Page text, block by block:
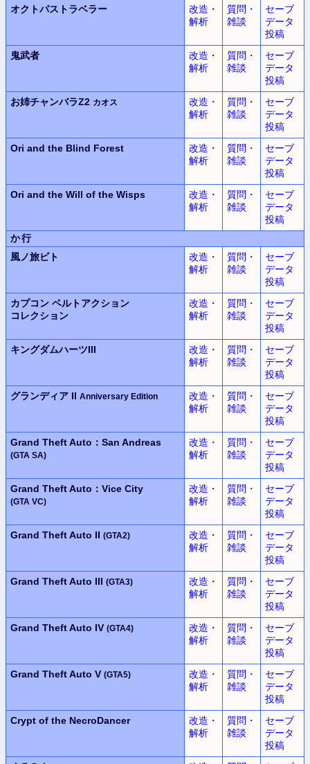
オクトパストラベラー
改造・
解析
質問・
雑談
セーブ
データ
投稿
鬼武者
改造・
解析
質問・
雑談
セーブ
データ
投稿
お姉チャンバラZ2 カオス
改造・
解析
質問・
雑談
セーブ
データ
投稿
Ori and the Blind Forest
改造・
解析
質問・
雑談
セーブ
データ
投稿
Ori and the Will of the Wisps
改造・
解析
質問・
雑談
セーブ
データ
投稿
か行
風ノ旅ビト
改造・
解析
質問・
雑談
セーブ
データ
投稿
カプコン ベルトアクション
コレクション
改造・
解析
質問・
雑談
セーブ
データ
投稿
キングダムハーツIII
改造・
解析
質問・
雑談
セーブ
データ
投稿
グランディア II Anniversary Edition
改造・
解析
質問・
雑談
セーブ
データ
投稿
Grand Theft Auto：San Andreas
(GTA SA)
改造・
解析
質問・
雑談
セーブ
データ
投稿
Grand Theft Auto：Vice City
(GTA VC)
改造・
解析
質問・
雑談
セーブ
データ
投稿
Grand Theft Auto II (GTA2)
改造・
解析
質問・
雑談
セーブ
データ
投稿
Grand Theft Auto III (GTA3)
改造・
解析
質問・
雑談
セーブ
データ
投稿
Grand Theft Auto IV (GTA4)
改造・
解析
質問・
雑談
セーブ
データ
投稿
Grand Theft Auto V (GTA5)
改造・
解析
質問・
雑談
セーブ
データ
投稿
Crypt of the NecroDancer
改造・
解析
質問・
雑談
セーブ
データ
投稿